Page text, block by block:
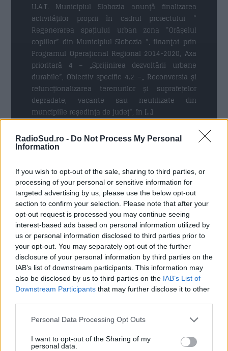
RadioSud.ro - Do Not Process My Personal
Information
If you wish to opt-out of the sale, sharing to third parties, or
processing of your personal or sensitive information for
targeted advertising by us, please use the below opt-out
section to confirm your selection. Please note that after your
opt-out request is processed you may continue seeing
interest-based ads based on personal information utilized by
us or personal information disclosed to third parties prior to
your opt-out. You may separately opt-out of the further
disclosure of your personal information by third parties on the
IAB’s list of downstream participants. This information may
also be disclosed by us to third parties on the IAB’s List of
Downstream Participants that may further disclose it to other
Please note that this website/app uses one or more Google
not limited to your visit or usage behaviour. You may click to
grant or deny consent to Google and its third-party tags to
Personal Data Processing Opt Outs
I want to opt-out of the Sharing of my
personal data.
Trimite
U.A.T. Municipiul Slobozia anunță finalizarea
activităților proprii în cadrul proiectului “
Regenerarea spațiului urban zona “Orășelul
copiilor” din Municipiul Slobozia ”, finanţat prin
Programul Operaţional Regional 2014-2020, Axa
prioritară 4 – „Sprijinirea dezvoltării urbane
durabile”, Obiectiv specific 4.2 –„ Reconversia și
refuncționalizarea terenurilor și suprafețelor
degradate, vacante sau neutilizate din
muncipiile reședința de județ”, în […]
Citeste mai mult
18 DECEMBRIE 2024